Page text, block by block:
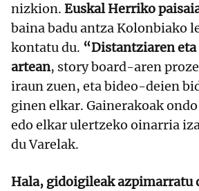
nizkion. Euskal Herriko
baina badu antza Kolonbiako
kontatu du. “Distantziaren
artean, story board-aren
iraun zuen, eta bideo-deien
ginen elkar. Gainerakoak
edo elkar ulertzeko oinarria
du Varelak.
Hala, gidoigileak azpimarratu